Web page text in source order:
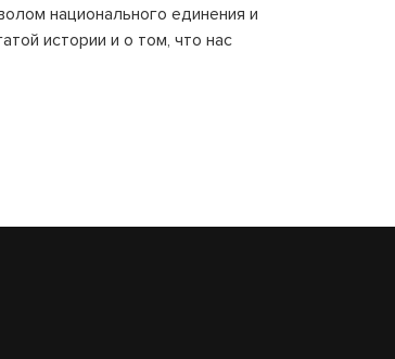
национального единения и
истории и о том, что нас